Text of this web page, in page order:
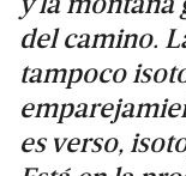
del camino.
tampoco
es verso,